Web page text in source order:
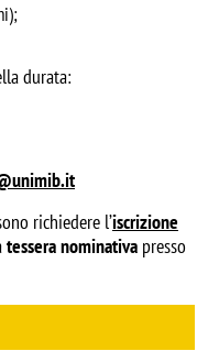
durata:
richiedere l’iscrizione
tessera nominativa presso